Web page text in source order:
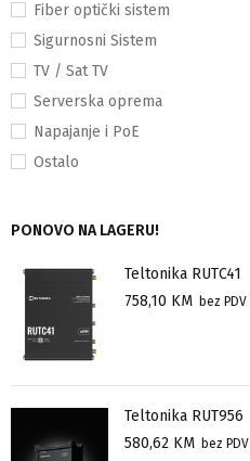
Fiber optički sistem
Sigurnosni Sistem
TV / Sat TV
Serverska oprema
Napajanje i PoE
Ostalo
PONOVO NA LAGERU!
Teltonika RUTC41
758,10 KM bez PDV
Teltonika RUT956
580,62 KM bez PDV